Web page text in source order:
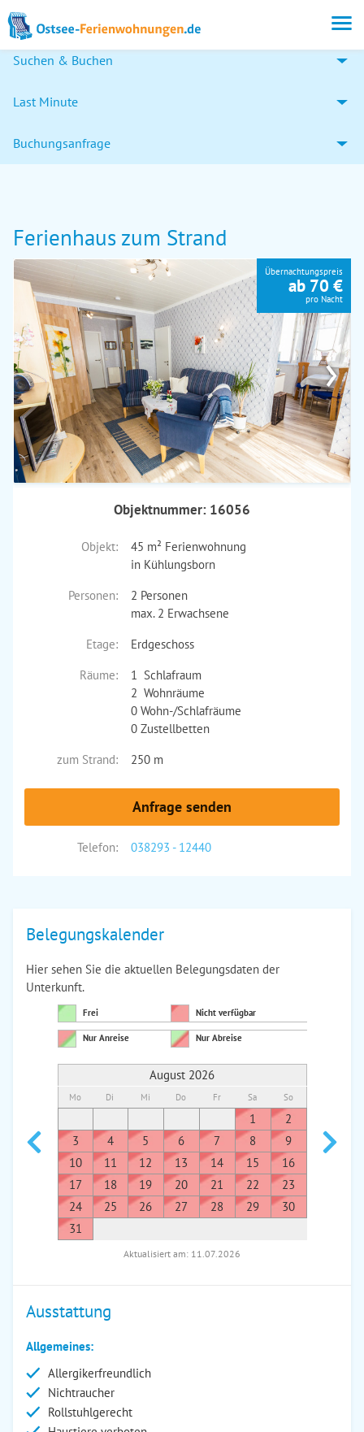
Suchen & Buchen
Last Minute
Buchungsanfrage
Ferienhaus zum Strand
›
Übernachtungspreis
ab 70 €
pro Nacht
Objektnummer: 16056
Objekt:
45 m² Ferienwohnung
in Kühlungsborn
Personen:
2 Personen
max. 2 Erwachsene
Etage:
Erdgeschoss
Räume:
1 Schlafraum
2 Wohnräume
0 Wohn-/Schlafräume
0 Zustellbetten
zum Strand:
250 m
Anfrage senden
Telefon: 038293 - 12440
Belegungskalender
Hier sehen Sie die aktuellen Belegungsdaten der
Unterkunft.
Frei Nicht verfügbar
Nur Anreise Nur Abreise
August 2026
Mo Di Mi Do Fr Sa So
1
2
3
4 5 6 7 8
9
10
11 12 13 14 15
16
17
18 19 20 21 22
23
24
25 26 27 28 29
30
31
7
Aktualisiert am: 11.07.2026
Ausstattung
Allgemeines:
Allergikerfreundlich
Nichtraucher
Rollstuhlgerecht